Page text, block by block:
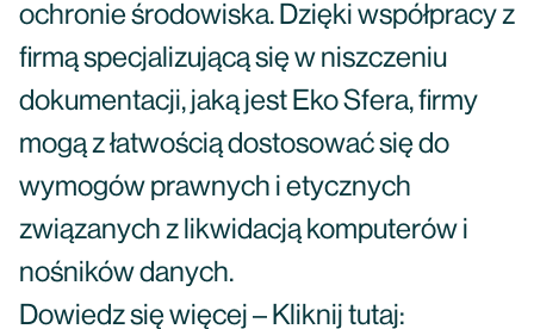
ochronie środowiska. Dzięki współpracy z
firmą specjalizującą się w niszczeniu
dokumentacji, jaką jest Eko Sfera, firmy
mogą z łatwością dostosować się do
wymogów prawnych i etycznych
związanych z likwidacją komputerów i
nośników danych.
Dowiedz się więcej – Kliknij tutaj: